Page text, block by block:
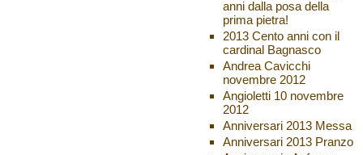
anni dalla posa della
prima pietra!
2013 Cento anni con il
cardinal Bagnasco
Andrea Cavicchi
novembre 2012
Angioletti 10 novembre
2012
Anniversari 2013 Messa
Anniversari 2013 Pranzo